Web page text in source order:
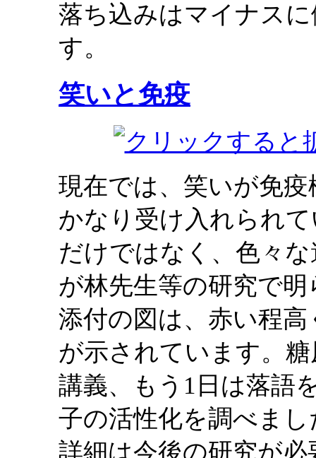
落ち込みはマイナス
す。
笑いと免疫
現在では、笑いが免
かなり受け入れられ
だけではなく、色々
が林先生等の研究で
添付の図は、赤い程
が示されています。
講義、もう1日は落語
子の活性化を調べまし
詳細は今後の研究が